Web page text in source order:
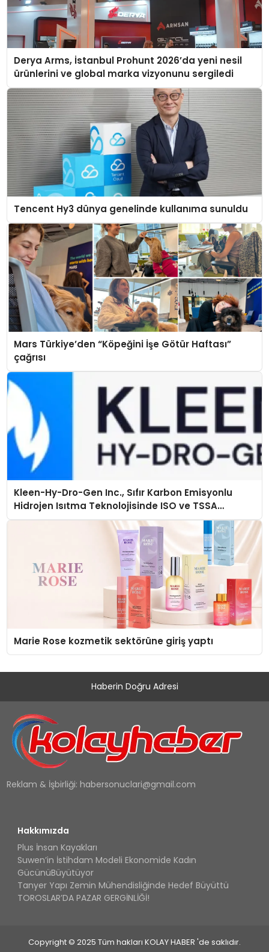
Derya Arms, İstanbul Prohunt 2026’da yeni nesil
ürünlerini ve global marka vizyonunu sergiledi
Tencent Hy3 dünya genelinde kullanıma sunuldu
Mars Türkiye’den “Köpeğini İşe Götür Haftası”
çağrısı
Kleen-Hy-Dro-Gen Inc., Sıfır Karbon Emisyonlu
Hidrojen Isıtma Teknolojisinde ISO ve TSSA
Düzenleyici Onaylarını Aldı
Marie Rose kozmetik sektörüne giriş yaptı
Haberin Doğru Adresi
Reklam & İşbirliği: habersonuclari@gmail.com
Hakkımızda
Plus İnsan Kayakları
Suwen’in İstihdam Modeli Ekonomide Kadın
GücünüBüyütüyor
Tanyer Yapı Zemin Mühendisliğinde Hedef Büyüttü
TOROSLAR’DA PAZAR GERGİNLİĞİ!
Copyright © 2025 Tüm hakları KOLAY HABER 'de saklıdır.